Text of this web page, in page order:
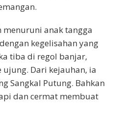
menuruni anak tangga
kegelisahan yang
tiba di regol banjar,
Dari kejauhan, ia
Sangkal Putung. Bahkan
dan cermat membuat